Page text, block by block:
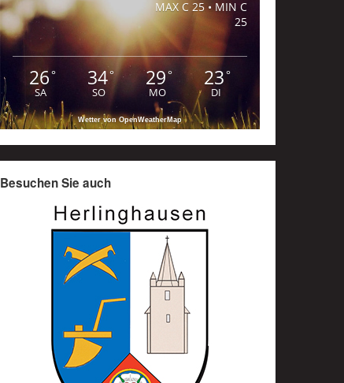
MAX C 25 • MIN C
25
26°
SA
34°
SO
29°
MO
23°
DI
Wetter von OpenWeatherMap
Besuchen Sie auch